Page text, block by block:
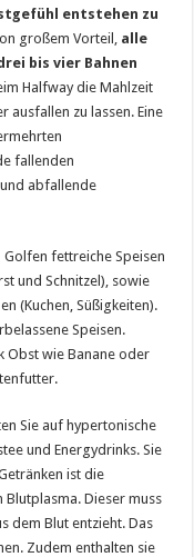
entstehen zu
großem Vorteil, alle
bis vier Bahnen
Halfway die Mahlzeit
ausfallen zu lassen. Eine
fallenden
abfallende
fettreiche Speisen
und Schnitzel), sowie
(Kuchen, Süßigkeiten).
Speisen.
Obst wie Banane oder
Sie auf hypertonische
und Energydrinks. Sie
ist die
Dieser muss
dem Blut entzieht. Das
Zudem enthalten sie